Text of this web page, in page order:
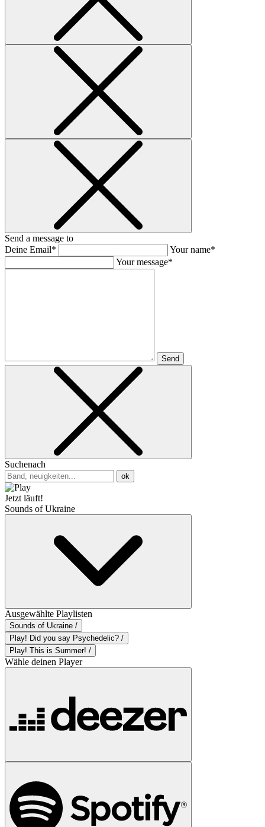
Send a message to
Deine Email*
Your name*
Your message*
Send
Suchenach
ok
Jetzt läuft!
Sounds of Ukraine
Ausgewählte Playlisten
Sounds of Ukraine /
Play! Did you say Psychedelic? /
Play! This is Summer! /
Wähle deinen Player